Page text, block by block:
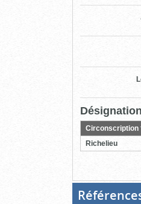
Circonscription
Richelieu